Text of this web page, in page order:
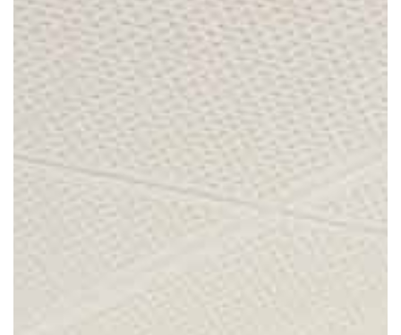
Démarche qualité
Démarche Éco responsable
Les équipes soignantes
Activités thérapeutiques
Accompagnement spécialisé
Intervenants extérieurs et partenariats
Nos valeurs
Restauration
Animations et sorties
Les services
Nous contacter
Horaires et accès
La galerie photos
Démarches d'admission
Les aides financières